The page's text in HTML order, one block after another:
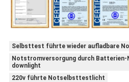
Selbsttest führte wieder aufladbare
Notstromversorgung durch
downlight
220v führte Notselbsttestlicht